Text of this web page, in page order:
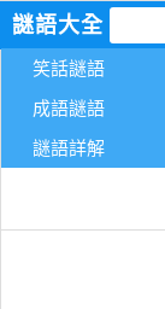
謎語大全
笑話謎語
成語謎語
謎語詳解